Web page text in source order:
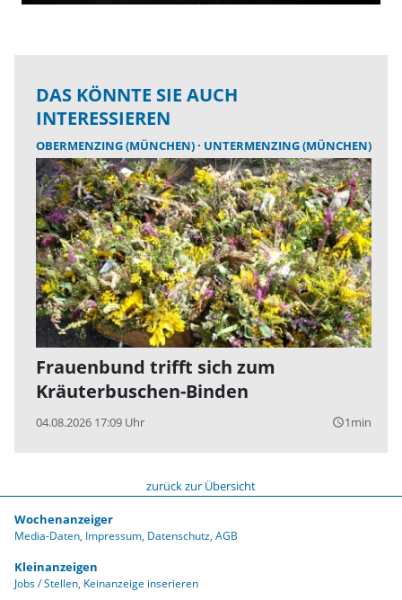
DAS KÖNNTE SIE AUCH
INTERESSIEREN
OBERMENZING (MÜNCHEN) UNTERMENZING (MÜNCHEN)
Frauenbund trifft sich zum
Kräuterbuschen-Binden
04.08.2026 17:09 Uhr query_builder1min
zurück zur Übersicht
Wochenanzeiger
Media-Daten Impressum Datenschutz AGB
Kleinanzeigen
Jobs / Stellen Keinanzeige inserieren